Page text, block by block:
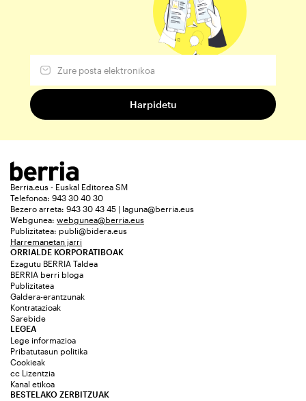
Berria.eus - Euskal Editorea SM
Telefonoa: 943 30 40 30
Bezero arreta: 943 30 43 45 | laguna@berria.eus
Webgunea: webgunea@berria.eus
Publizitatea: publi@bidera.eus
Harremanetan jarri
ORRIALDE KORPORATIBOAK
Ezagutu BERRIA Taldea
BERRIA berri bloga
Publizitatea
Galdera-erantzunak
Kontratazioak
Sarebide
LEGEA
Lege informazioa
Pribatutasun politika
Cookieak
cc Lizentzia
Kanal etikoa
BESTELAKO ZERBITZUAK